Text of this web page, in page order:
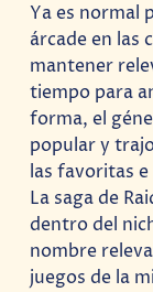
Ya es normal
árcade en las
mantener
tiempo para
forma, el
popular y
las favoritas
La saga de
dentro del
nombre
juegos de la